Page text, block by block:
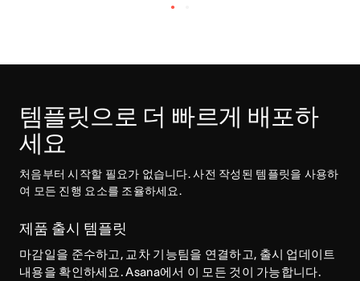
템플릿으로 더 빠르게 배포하
세요
처음부터 시작할 필요가 없습니다. 사전 작성된 템플릿을 사용하
여 모든 진행 요소를 조율하세요.
제품 출시 템플릿
마감일을 준수하고, 교차 기능팀을 연결하고, 출시 업데이트
내용을 확인하세요. Asana에서 이 모든 것이 가능합니다.